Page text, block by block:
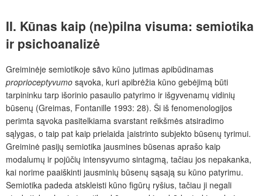
II. Kūnas kaip (ne)pilna visuma: semiotika
ir psichoanalizė
Greiminėje semiotikoje sãvo kūno jutimas apibūdinamas
proprioceptyvumo sąvoka, kuri apibrėžia kūno gebėjimą būti
tarpininku tarp išorinio pasaulio patyrimo ir išgyvenamų vidinių
būsenų (Greimas, Fontanille 1993: 28). Ši iš fenomenologijos
perimta sąvoka pasitelkiama svarstant reikšmės atsiradimo
sąlygas, o taip pat kaip prielaida įaistrinto subjekto būsenų tyrimui.
Greiminė pasijų semiotika jausmines būsenas aprašo kaip
modalumų ir pojūčių intensyvumo sintagmą, tačiau jos nepakanka,
kai norime paaiškinti jausminių būsenų sąsają su kūno patyrimu.
Semiotika padeda atskleisti kūno figūrų ryšius, tačiau ji negali